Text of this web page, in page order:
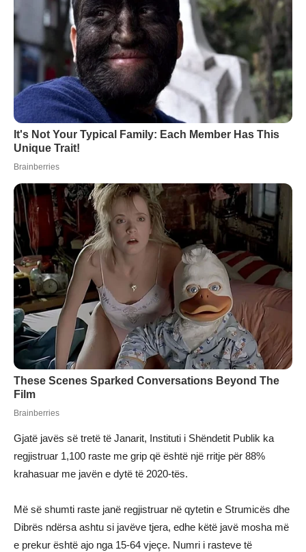
Gjatë javës së tretë të Janarit, Instituti i Shëndetit Publik ka
regjistruar 1,100 raste me grip që është një rritje për 88%
krahasuar me javën e dytë të 2020-tës.
Më së shumti raste janë regjistruar në qytetin e Strumicës dhe
Dibrës ndërsa ashtu si javëve tjera, edhe këtë javë mosha më
e prekur është ajo nga 15-64 vjeçe. Numri i rasteve të